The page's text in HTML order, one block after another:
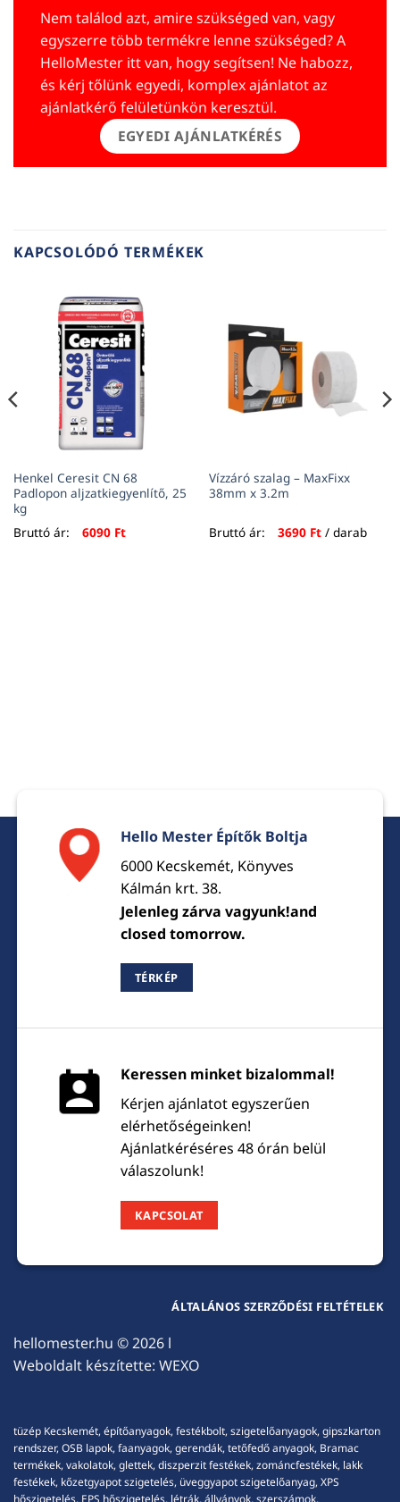
Nem találod azt, amire szükséged van, vagy
egyszerre több termékre lenne szükséged? A
HelloMester itt van, hogy segítsen! Ne habozz,
és kérj tőlünk egyedi, komplex ajánlatot az
ajánlatkérő felületünkön keresztül.
EGYEDI AJÁNLATKÉRÉS
KAPCSOLÓDÓ TERMÉKEK
Henkel Ceresit CN 68
Padlopon aljzatkiegyenlítő, 25
kg
Bruttó ár:
6090 Ft
Vízzáró szalag – MaxFixx
38mm x 3.2m
Bruttó ár: 3690 Ft/ darab
Hello Mester Építők Boltja
6000 Kecskemét, Könyves
Kálmán krt. 38.
Jelenleg zárva vagyunk!and
closed tomorrow.
TÉRKÉP
Keressen minket bizalommal!
Kérjen ajánlatot egyszerűen
elérhetőségeinken!
Ajánlatkéréséres 48 órán belül
válaszolunk!
KAPCSOLAT
hellomester.hu © 2026 l
Weboldalt készítette: WEXO
ÁLTALÁNOS SZERZŐDÉSI FELTÉTELEK
tüzép Kecskemét, építőanyagok, festékbolt, szigetelőanyagok, gipszkarton
rendszer, OSB lapok, faanyagok, gerendák, tetőfedő anyagok, Bramac
termékek, vakolatok, glettek, diszperzit festékek, zománcfestékek, lakk
festékek, kőzetgyapot szigetelés, üveggyapot szigetelőanyag, XPS
hőszigetelés, EPS hőszigetelés, létrák, állványok, szerszámok,